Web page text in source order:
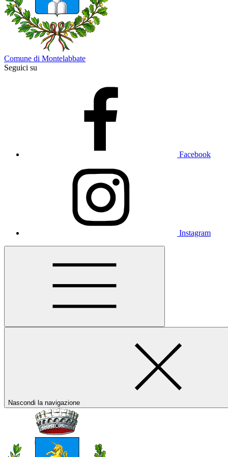
Comune di Montelabbate
Seguici su
Facebook
Instagram
Nascondi la navigazione